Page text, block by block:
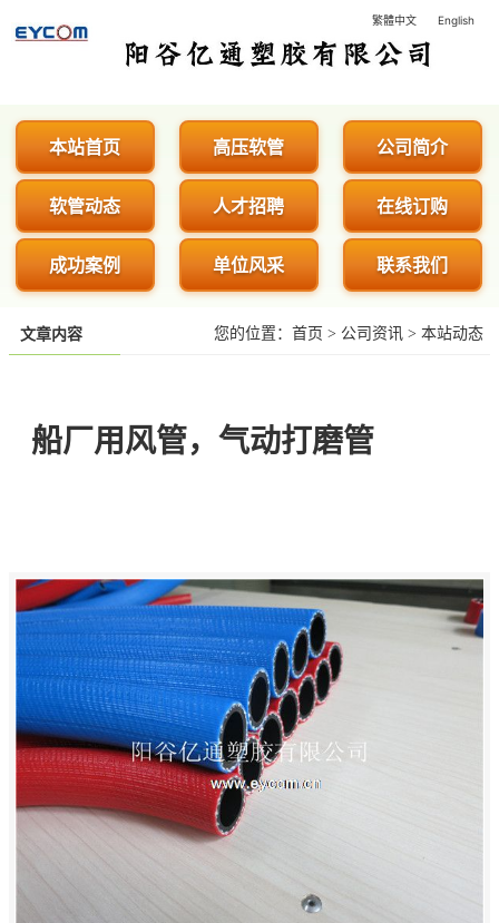
阳谷亿通塑胶有限公司 - 专业生产
繁體中文 English
本站首页 高压软管 公司简介
软管动态 人才招聘 在线订购
成功案例 单位风采 联系我们
文章内容 您的位置： 首页 > 公司资讯 > 本站动态
船厂用风管，气动打磨管